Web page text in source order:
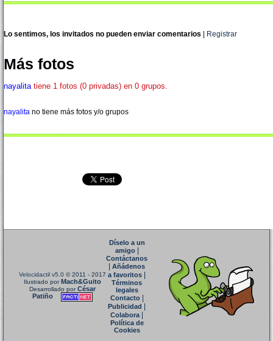
Lo sentimos, los invitados no pueden enviar comentarios Registrar
Más fotos
nayalitatiene 1 fotos (0 privadas) en 0 grupos.
nayalita no tiene más fotos y/o grupos
Velocidactil v5.0 © 2011 - 2017
Ilustrado porMach&Guito
Desarrollado porCésar
Patiño
Díselo a un
amigo|
Contáctanos
Añádenos
a favoritos
Términos
legales
Contacto|
Publicidad
Colabora|
Política de
Cookies